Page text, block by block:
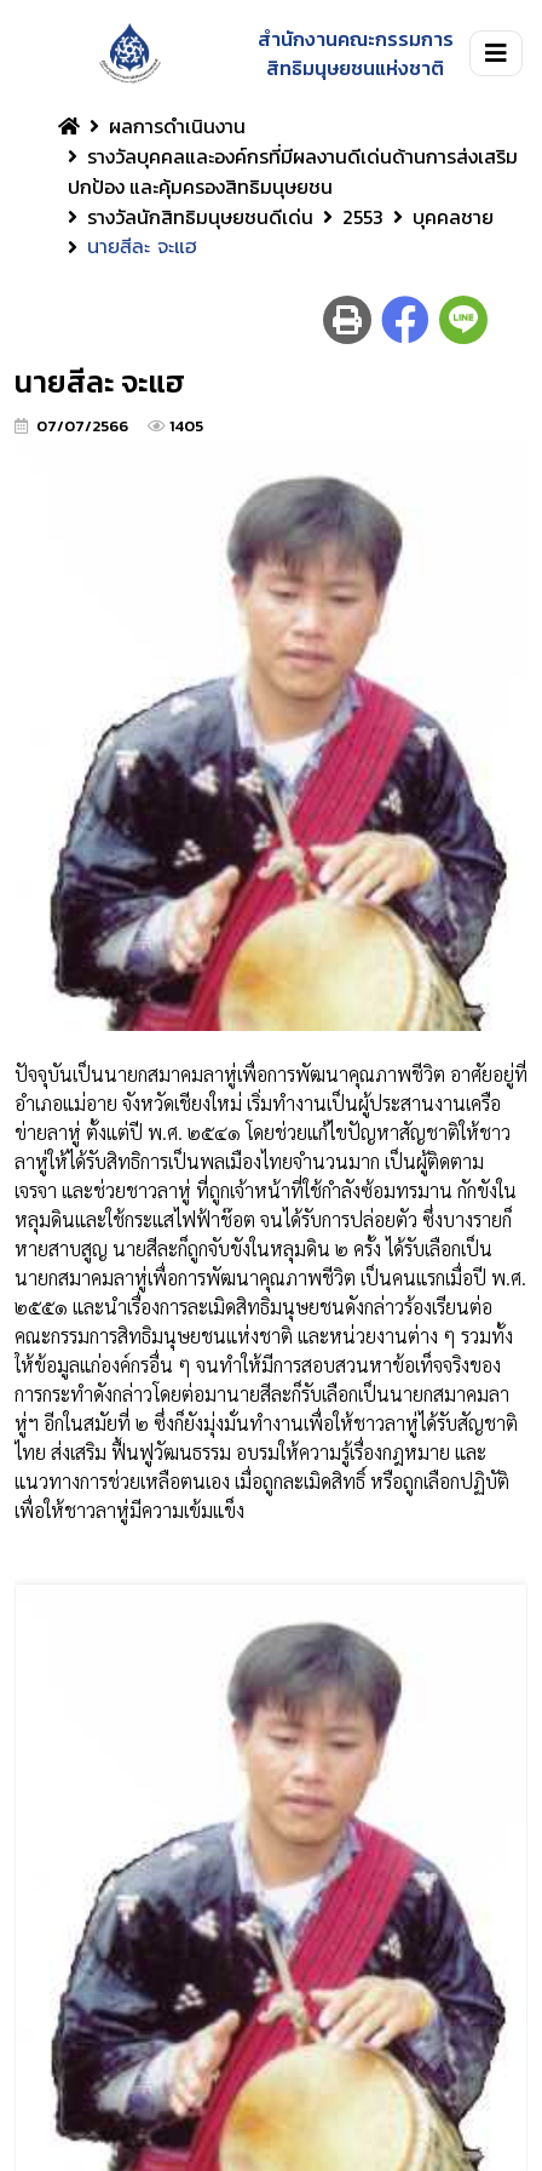
สำนักงานคณะกรรมการ
สิทธิมนุษยชนแห่งชาติ
ผลการดำเนินงาน
รางวัลบุคคลและองค์กรที่มีผลงานดีเด่นด้านการส่งเสริม
ปกป้อง และคุ้มครองสิทธิมนุษยชน
รางวัลนักสิทธิมนุษยชนดีเด่น
2553
บุคคลชาย
นายสีละ จะแฮ
นายสีละ จะแฮ
07/07/2566 1405
ปัจจุบันเป็นนายกสมาคมลาหู่เพื่อการพัฒนาคุณภาพชีวิต อาศัยอยู่ที่
อำเภอแม่อาย จังหวัดเชียงใหม่ เริ่มทำงานเป็นผู้ประสานงานเครือ
ข่ายลาหู่ ตั้งแต่ปี พ.ศ. ๒๕๔๑ โดยช่วยแก้ไขปัญหาสัญชาติให้ชาว
ลาหู่ให้ได้รับสิทธิการเป็นพลเมืองไทยจำนวนมาก เป็นผู้ติดตาม
เจรจา และช่วยชาวลาหู่ ที่ถูกเจ้าหน้าที่ใช้กำลังซ้อมทรมาน กักขังใน
หลุมดินและใช้กระแสไฟฟ้าช๊อต จนได้รับการปล่อยตัว ซึ่งบางรายก็
หายสาบสูญ นายสีละก็ถูกจับขังในหลุมดิน ๒ ครั้ง ได้รับเลือกเป็น
นายกสมาคมลาหู่เพื่อการพัฒนาคุณภาพชีวิต เป็นคนแรกเมื่อปี พ.ศ.
๒๕๕๑ และนำเรื่องการละเมิดสิทธิมนุษยชนดังกล่าวร้องเรียนต่อ
คณะกรรมการสิทธิมนุษยชนแห่งชาติ และหน่วยงานต่าง ๆ รวมทั้ง
ให้ข้อมูลแก่องค์กรอื่น ๆ จนทำให้มีการสอบสวนหาข้อเท็จจริงของ
การกระทำดังกล่าวโดยต่อมานายสีละก็รับเลือกเป็นนายกสมาคมลา
หู่ฯ อีกในสมัยที่ ๒ ซึ่งก็ยังมุ่งมั่นทำงานเพื่อให้ชาวลาหู่ได้รับสัญชาติ
ไทย ส่งเสริม ฟื้นฟูวัฒนธรรม อบรมให้ความรู้เรื่องกฎหมาย และ
แนวทางการช่วยเหลือตนเอง เมื่อถูกละเมิดสิทธิ์ หรือถูกเลือกปฏิบัติ
เพื่อให้ชาวลาหู่มีความเข้มแข็ง